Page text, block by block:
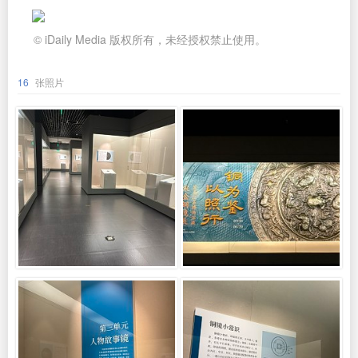
© iDaily Media 版权所有，未经授权禁止使用。
16 张照片